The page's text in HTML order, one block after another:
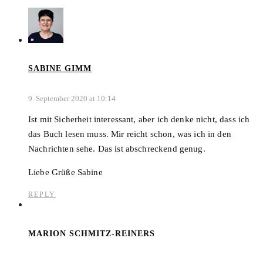
SABINE GIMM
9. September 2020 at 10:14
Ist mit Sicherheit interessant, aber ich denke nicht, dass ich
das Buch lesen muss. Mir reicht schon, was ich in den
Nachrichten sehe. Das ist abschreckend genug.
Liebe Grüße Sabine
REPLY
MARION SCHMITZ-REINERS